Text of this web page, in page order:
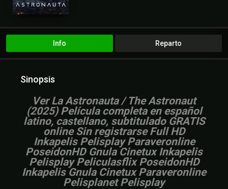
Info Reparto
Sinopsis
Ver La Astronauta / The Astronaut
(2025) Película completa en español
latino, castellano, subtitulado GRATIS
online Sin registrarse Full HD
Inkapelis Pelisplay Paraveronline
PoseidonHD Gnula Cinetux Inkapelis
Pelisplay Peliculasflix PoseidonHD
Inkapelis Gnula Cinetux Paraveronline
Pelisplanet Pelisplay